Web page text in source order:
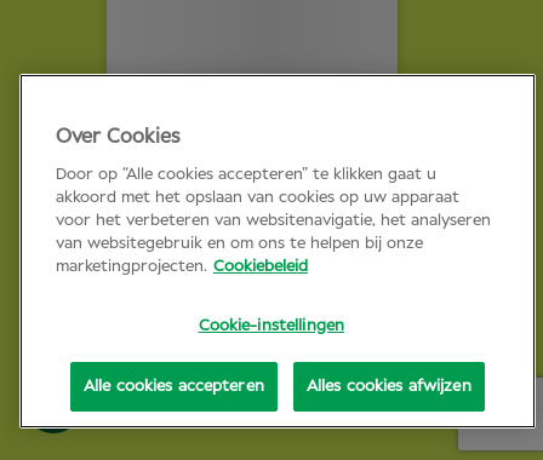
Over Cookies
Door op “Alle cookies accepteren” te klikken gaat u
akkoord met het opslaan van cookies op uw apparaat
voor het verbeteren van websitenavigatie, het analyseren
van websitegebruik en om ons te helpen bij onze
marketingprojecten. Cookiebeleid
Cookie-instellingen
Alles cookies afwijzen
Alle cookies accepteren